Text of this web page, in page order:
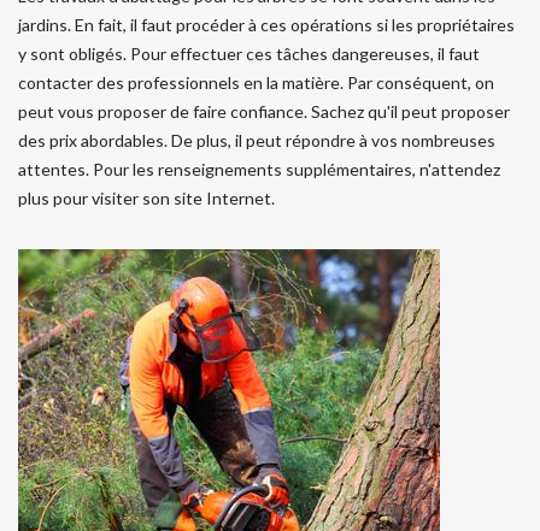
jardins. En fait, il faut procéder à ces opérations si les propriétaires
y sont obligés. Pour effectuer ces tâches dangereuses, il faut
contacter des professionnels en la matière. Par conséquent, on
peut vous proposer de faire confiance. Sachez qu'il peut proposer
des prix abordables. De plus, il peut répondre à vos nombreuses
attentes. Pour les renseignements supplémentaires, n'attendez
plus pour visiter son site Internet.